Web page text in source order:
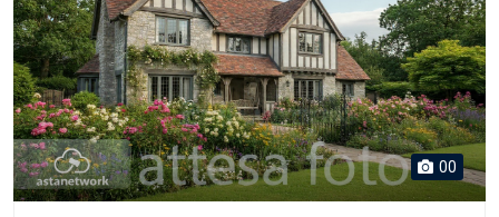
00